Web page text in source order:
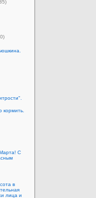
кормить.
С
в
лица и